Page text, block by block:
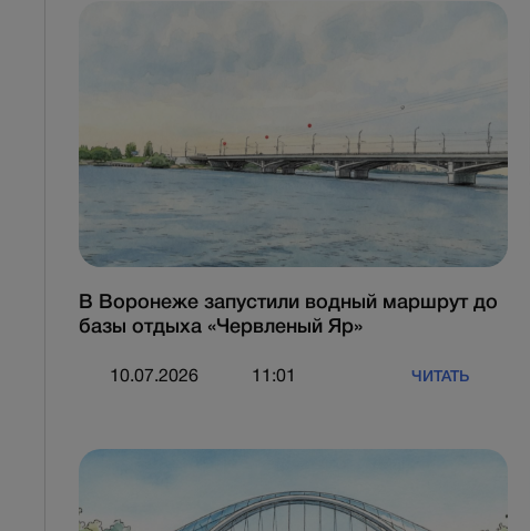
В Воронеже запустили водный маршрут до
базы отдыха «Червленый Яр»
10.07.2026 11:01 ЧИТАТЬ